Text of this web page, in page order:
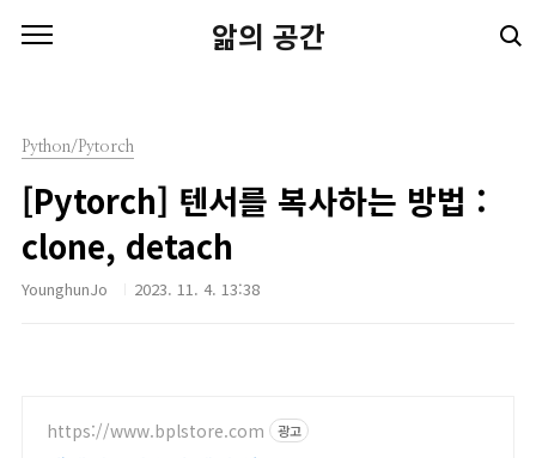
앎의 공간
Python/Pytorch
[Pytorch] 텐서를 복사하는 방법 :
clone, detach
YounghunJo 2023. 11. 4. 13:38
https://www.bplstore.com 광고